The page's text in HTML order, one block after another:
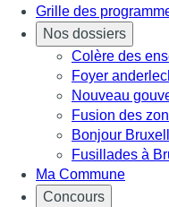
Grille des
Nos dossiers
Colère des
Foyer
Nouveau
Fusion des
Bonjour
Fusillades à
Ma Commune
Concours